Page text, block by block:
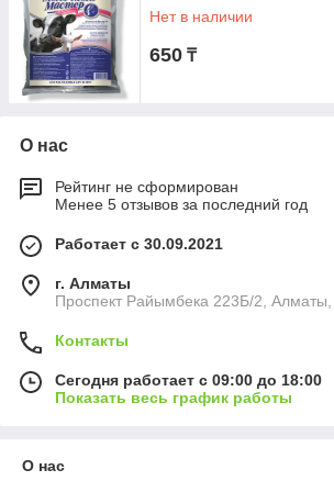
Нет в наличии
650 ₸
О нас
Рейтинг не сформирован
Менее 5 отзывов за последний год
Работает с 30.09.2021
г. Алматы
Проспект Райымбека 223Б/2, Алматы,
Контакты
Сегодня работает с 09:00 до 18:00
Показать весь график работы
О нас